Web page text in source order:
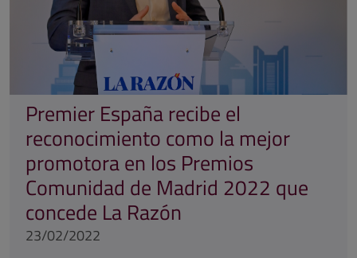
Premier España recibe el
reconocimiento como la mejor
promotora en los Premios
Comunidad de Madrid 2022 que
concede La Razón
23/02/2022